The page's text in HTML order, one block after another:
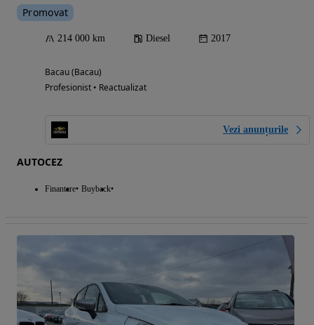
Promovat
214 000 km Diesel 2017
Bacau (Bacau)
Profesionist • Reactualizat
Vezi anunțurile
AUTOCEZ
Finantare Buyback